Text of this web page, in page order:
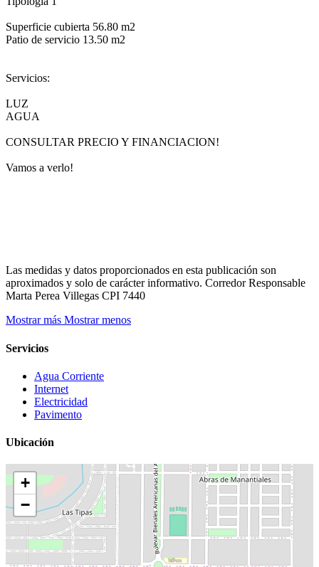
Superficie cubierta 56.80 m2
Patio de servicio 13.50 m2
Servicios:
LUZ
AGUA
CONSULTAR PRECIO Y FINANCIACION!
Vamos a verlo!
Las medidas y datos proporcionados en esta publicación son
aproximados y solo de carácter informativo. Corredor Responsable
Marta Perea Villegas CPI 7440
Mostrar más Mostrar menos
Servicios
Agua Corriente
Internet
Electricidad
Pavimento
Ubicación
+
−